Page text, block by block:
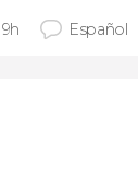
Español